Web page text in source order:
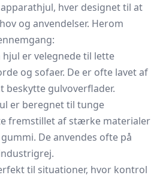
hver designet til at
og anvendelser. Herom
hjul er velegnede til lette
og sofaer. De er ofte lavet af
beskytte gulvoverflader.
er beregnet til tunge
fremstillet af stærke materialer
De anvendes ofte på
til situationer, hvor kontrol